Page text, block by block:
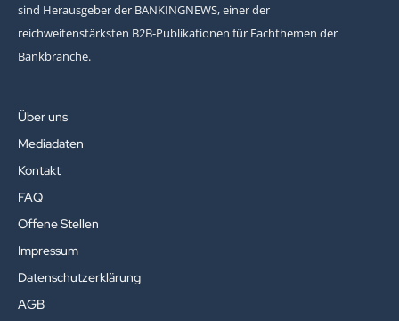
sind Herausgeber der BANKINGNEWS, einer der
reichweitenstärksten B2B-Publikationen für Fachthemen der
Bankbranche.
Über uns
Mediadaten
Kontakt
FAQ
Offene Stellen
Impressum
Datenschutzerklärung
AGB